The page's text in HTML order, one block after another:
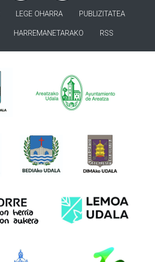
LEGE OHARRA PUBLIZITATEA
HARREMANETARAKO RSS